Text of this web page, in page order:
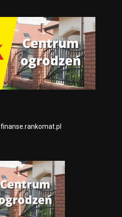
finanse.rankomat.pl